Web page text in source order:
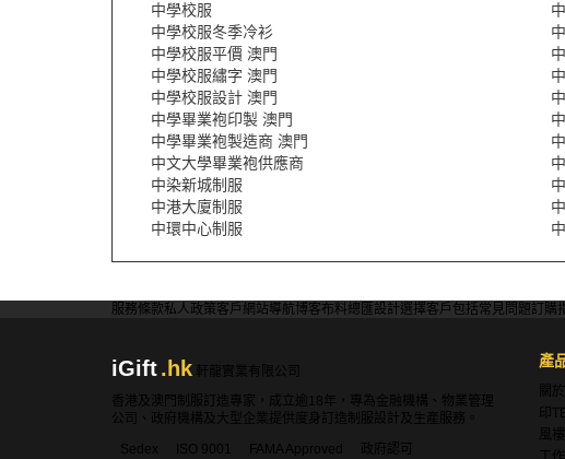
中學校服
中學校服冬季冷衫
中學校服平價 澳門
中學校服繡字 澳門
中學校服設計 澳門
中學畢業袍印製 澳門
中學畢業袍製造商 澳門
中文大學畢業袍供應商
中染新城制服
中港大廈制服
中環中心制服
服務條款私人政策客戶 網站導航博客布料總匯設計選擇客戶包括常見問題訂購
iGift.hk
軒龍實業有限公司
香港及澳門制服訂造專家，成立逾18年，專為金融機構、物業管理
公司、政府機構及大型企業提供度身訂造制服設計及生產服務。
Sedex
ISO 9001 FAMA Approved 政府認可
產
關
印
風褸